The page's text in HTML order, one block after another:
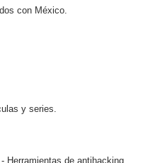
con México.
y series.
Herramientas de antihacking